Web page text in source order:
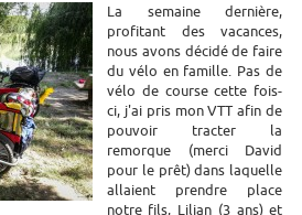
La semaine dernière,
profitant des vacances,
nous avons décidé de faire
du vélo en famille. Pas de
vélo de course cette fois-
ci, j'ai pris mon VTT afin de
pouvoir tracter la
remorque (merci David
pour le prêt) dans laquelle
allaient prendre place
notre fils, Lilian (3 ans) et